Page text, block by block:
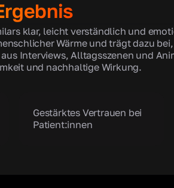
klar, leicht verständlich und
Wärme und trägt dazu
Interviews, Alltagsszenen und
und nachhaltige Wirkung.
Gestärktes Vertrauen bei
Patient:innen